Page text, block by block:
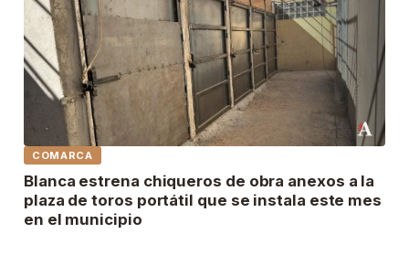
COMARCA
Blanca estrena chiqueros de obra anexos a la
plaza de toros portátil que se instala este mes
en el municipio